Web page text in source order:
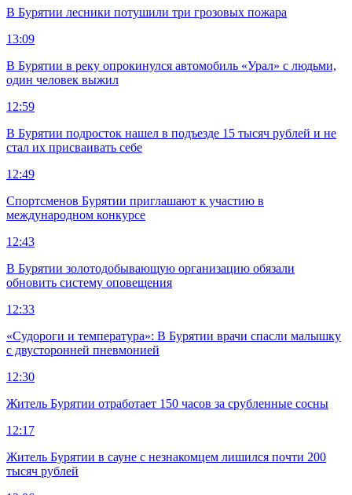
В Бурятии лесники потушили три грозовых пожара
13:09
В Бурятии в реку опрокинулся автомобиль «Урал» с людьми,
один человек выжил
12:59
В Бурятии подросток нашел в подъезде 15 тысяч рублей и не
стал их присваивать себе
12:49
Спортсменов Бурятии приглашают к участию в
международном конкурсе
12:43
В Бурятии золотодобывающую организацию обязали
обновить систему оповещения
12:33
«Судороги и температура»: В Бурятии врачи спасли малышку
с двусторонней пневмонией
12:30
Житель Бурятии отработает 150 часов за срубленные сосны
12:17
Житель Бурятии в сауне с незнакомцем лишился почти 200
тысяч рублей